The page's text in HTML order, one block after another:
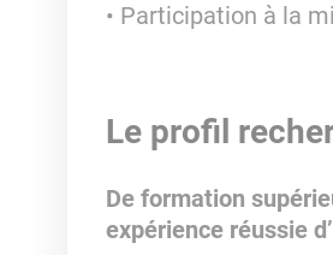
Participation à la
Le profil
De formation
expérience réussie